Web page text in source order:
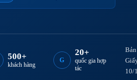
500+
khách hàng
G
20+
quốc gia hợp
tác
10/